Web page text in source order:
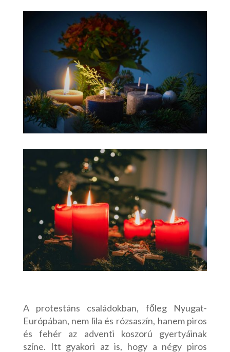
A protestáns családokban, főleg Nyugat-
Európában, nem lila és rózsaszín, hanem piros
és fehér az adventi koszorú gyertyáinak
színe. Itt gyakori az is, hogy a négy piros